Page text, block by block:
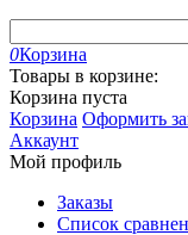
0Корзина
Товары в корзине:
Корзина пуста
Корзина Оформить
Аккаунт
Мой профиль
Заказы
Список